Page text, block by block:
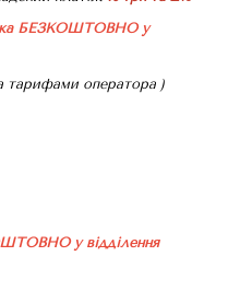
БЕЗКОШТОВНО у
тарифами оператора )
у відділення